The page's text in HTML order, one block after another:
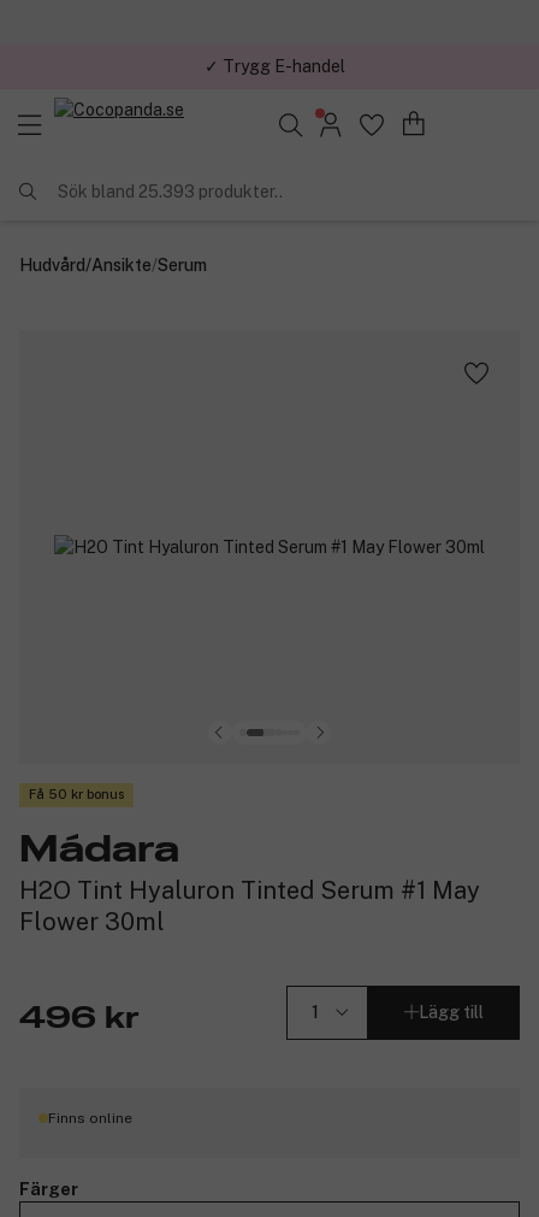
✓ Trygg E-handel
Sök bland 25.393 produkter..
Hudvård/Ansikte/Serum
Få 50 kr bonus
Mádara
H2O Tint Hyaluron Tinted Serum #1 May
Flower 30ml
496 kr Lägg till
Finns online
Färger